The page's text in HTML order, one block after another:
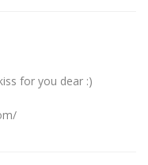
for you dear :)